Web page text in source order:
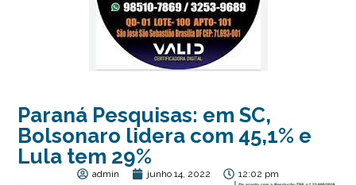
Paraná Pesquisas: em SC,
Bolsonaro lidera com 45,1% e
Lula tem 29%
admin junho 14, 2022 12:02 pm